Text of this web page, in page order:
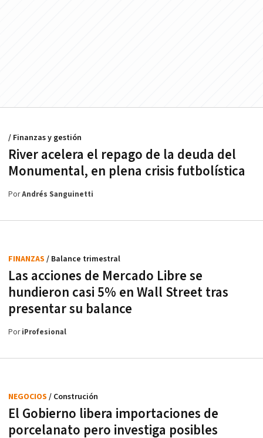
River acelera el repago de la deuda del
Monumental, en plena crisis futbolística
/ Finanzas y gestión
PorAndrés Sanguinetti
Las acciones de Mercado Libre se
hundieron casi 5% en Wall Street tras
presentar su balance
FINANZAS / Balance trimestral
PoriProfesional
El Gobierno libera importaciones de
porcelanato pero investiga posibles
NEGOCIOS / Construción